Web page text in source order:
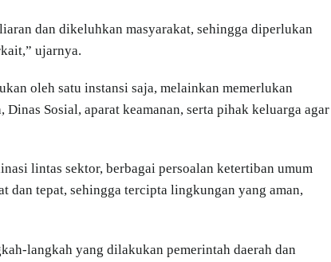
dan dikeluhkan masyarakat, sehingga diperlukan
ujarnya.
oleh satu instansi saja, melainkan memerlukan
Sosial, aparat keamanan, serta pihak keluarga agar
lintas sektor, berbagai persoalan ketertiban umum
dan tepat, sehingga tercipta lingkungan yang aman,
langkah yang dilakukan pemerintah daerah dan